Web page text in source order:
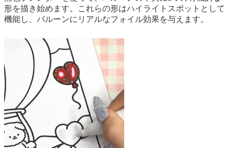
形を描き始めます。これらの形はハイライトスポットとして
機能し、バルーンにリアルなフォイル効果を与えます。